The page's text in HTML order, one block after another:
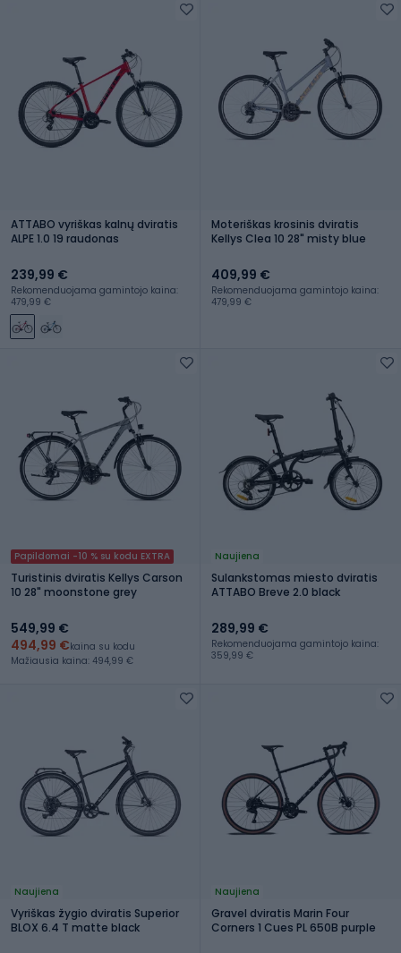
ATTABO vyriškas kalnų dviratis
ALPE 1.0 19 raudonas
239,99 €
Rekomenduojama gamintojo kaina:
479,99 €
Moteriškas krosinis dviratis
Kellys Clea 10 28" misty blue
409,99 €
Rekomenduojama gamintojo kaina:
479,99 €
Papildomai -10 % su kodu EXTRA
Turistinis dviratis Kellys Carson
10 28" moonstone grey
549,99 €
494,99 €kaina su kodu
Mažiausia kaina: 494,99 €
Naujiena
Sulankstomas miesto dviratis
ATTABO Breve 2.0 black
289,99 €
Rekomenduojama gamintojo kaina:
359,99 €
Naujiena
Vyriškas žygio dviratis Superior
BLOX 6.4 T matte black
Naujiena
Gravel dviratis Marin Four
Corners 1 Cues PL 650B purple